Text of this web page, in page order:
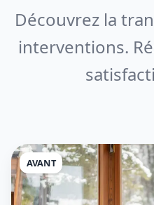
Découvrez la
interventions.
AVANT